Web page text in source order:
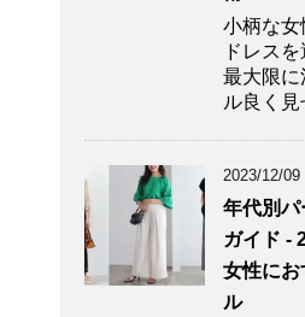
小柄な女
ドレス
最大限に
ル良く見
2023/12/09
年代別パ
ガイド -
女性にお
ル